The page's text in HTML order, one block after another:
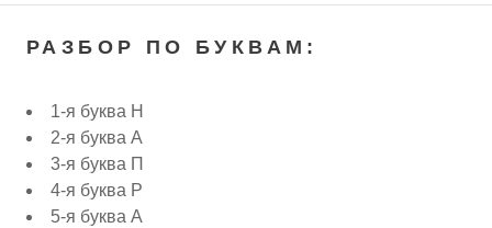
РАЗБОР ПО БУКВАМ:
1-я буква Н
2-я буква А
3-я буква П
4-я буква Р
5-я буква А